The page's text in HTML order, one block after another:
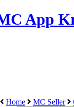
App
Home
MC Seller